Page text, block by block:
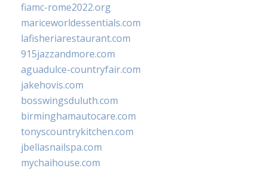
fiamc-rome2022.org
mariceworldessentials.com
lafisheriarestaurant.com
915jazzandmore.com
aguadulce-countryfair.com
jakehovis.com
bosswingsduluth.com
birminghamautocare.com
tonyscountrykitchen.com
jbellasnailspa.com
mychaihouse.com